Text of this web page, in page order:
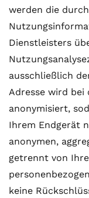
werden die
Dienstleisters
ausschließlich
Adresse wird bei
anonymisiert,
Ihrem Endgerät
anonymen,
getrennt von
keine